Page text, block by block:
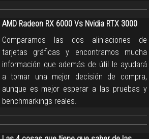
AMD Radeon RX 6000 Vs Nvidia RTX 3000
Comparamos las dos aliniaciones de
tarjetas gráficas y encontramos mucha
información que además de útil le ayudará
a tomar una mejor decisión de compra,
aunque es mejor esperar a las pruebas y
benchmarkings reales.